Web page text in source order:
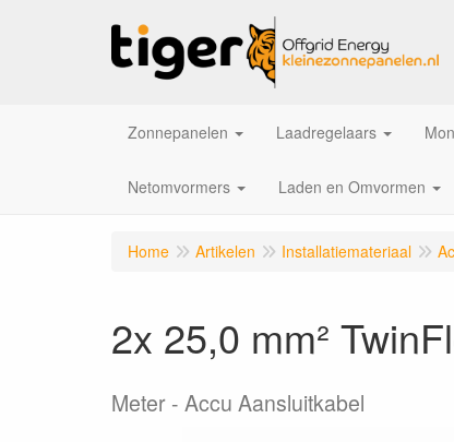
Zonnepanelen Laadregelaars
Netomvormers Laden en Omvormen
Home Artikelen Installatiemateriaal
2x 25,0 mm²
Meter Accu Aansluitkabel